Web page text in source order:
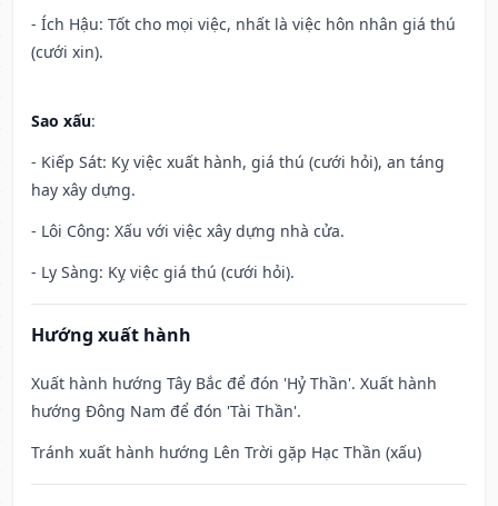
- Ích Hậu: Tốt cho mọi việc, nhất là việc hôn nhân giá thú
(cưới xin).
Sao xấu:
- Kiếp Sát: Kỵ việc xuất hành, giá thú (cưới hỏi), an táng
hay xây dựng.
- Lôi Công: Xấu với việc xây dựng nhà cửa.
- Ly Sàng: Kỵ việc giá thú (cưới hỏi).
Hướng xuất hành
Xuất hành hướng Tây Bắc để đón 'Hỷ Thần'. Xuất hành
hướng Đông Nam để đón 'Tài Thần'.
Tránh xuất hành hướng Lên Trời gặp Hạc Thần (xấu)